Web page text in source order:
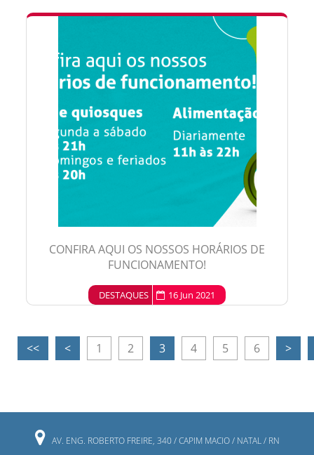
CONFIRA AQUI OS NOSSOS HORÁRIOS DE
FUNCIONAMENTO!
DESTAQUES 16 Jun 2021
<< < 1 2 3 4 5 6 >
AV. ENG. ROBERTO FREIRE, 340 / CAPIM MACIO / NATAL / RN